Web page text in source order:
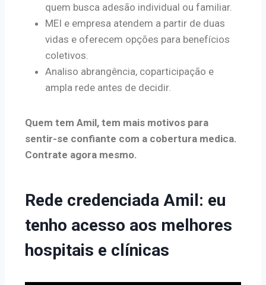
quem busca adesão individual ou familiar.
MEI e empresa atendem a partir de duas
vidas e oferecem opções para benefícios
coletivos.
Analiso abrangência, coparticipação e
ampla rede antes de decidir.
Quem tem Amil, tem mais motivos para
sentir-se confiante com a cobertura medica.
Contrate agora mesmo.
Rede credenciada Amil: eu
tenho acesso aos melhores
hospitais e clínicas